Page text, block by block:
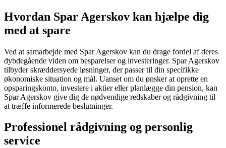
Hvordan Spar Agerskov kan hjælpe dig
med at spare
Ved at samarbejde med Spar Agerskov kan du drage fordel af deres
dybdegående viden om besparelser og investeringer. Spar Agerskov
tilbyder skræddersyede løsninger, der passer til din specifikke
økonomiske situation og mål. Uanset om du ønsker at oprette en
opsparingskonto, investere i aktier eller planlægge din pension, kan
Spar Agerskov give dig de nødvendige redskaber og rådgivning til
at træffe informerede beslutninger.
Professionel rådgivning og personlig
service